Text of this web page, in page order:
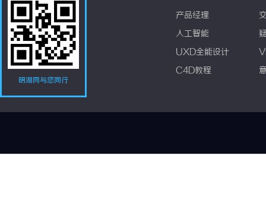
明湖网与您同行
产品经理
人工智能
UXD全能设计
C4D教程